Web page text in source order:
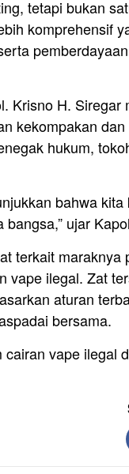
tetapi bukan
komprehensif
Krisno H. Siregar
kekompakan
hukum,
bahwa
ujar
terkait maraknya
vape ilegal. Zat
aturan
bersama.
vape ilegal